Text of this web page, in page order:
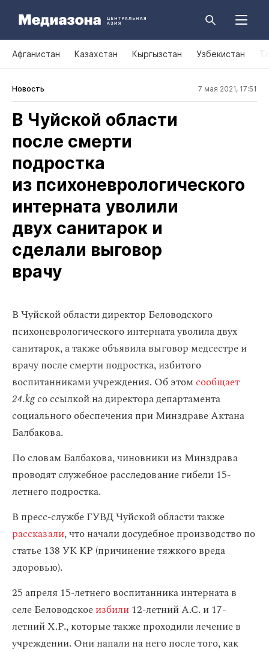
Афганистан Казахстан Кыргызстан Узбекистан
Новость 7 мая 2021, 17:51
В Чуйской области
после смерти
подростка
из психоневрологического
интерната уволили
двух санитарок и
сделали выговор
врачу
В Чуйской области директор Беловодского
психоневрологического интерната уволила двух
санитарок, а также объявила выговор медсестре и
врачу после смерти подростка, избитого
воспитанниками учреждения. Об этомсообщает
24.kgсо ссылкой на директора департамента
социального обеспечения при Минздраве Актана
Балбакова.
По словам Балбакова, чиновники из Минздрава
проводят служебное расследование гибели 15-
летнего подростка.
В пресс-службе ГУВД Чуйской области также
рассказали, что начали досудебное производство по
статье 138 УК КР (причинение тяжкого вреда
здоровью).
25 апреля 15-летнего воспитанника интерната в
селе Беловодскоеизбили12-летний А.С. и 17-
летний Х.Р., которые также проходили лечение в
учреждении. Они напали на него после того, как